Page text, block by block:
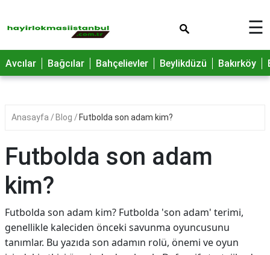
☰
Avcılar Bağcılar Bahçelievler Beylikdüzü Bakırköy
Anasayfa Blog Futbolda son adam kim?
Futbolda son adam
kim?
Futbolda son adam kim? Futbolda 'son adam' terimi,
genellikle kaleciden önceki savunma oyuncusunu
tanımlar. Bu yazıda son adamın rolü, önemi ve oyun